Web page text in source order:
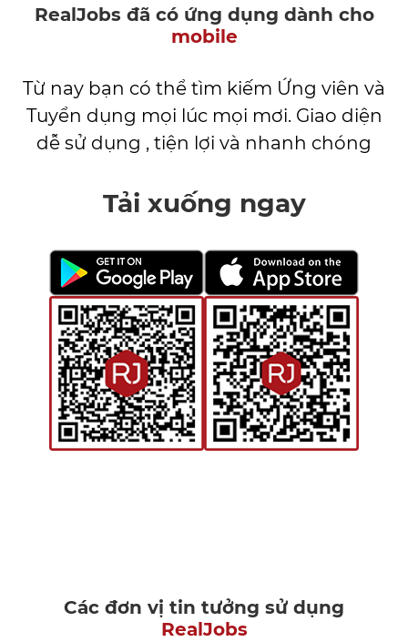
RealJobs đã có ứng dụng dành cho
mobile
Từ nay bạn có thể tìm kiếm Ứng viên và
Tuyển dụng mọi lúc mọi mơi. Giao diện
dễ sử dụng , tiện lợi và nhanh chóng
Tải xuống ngay
Các đơn vị tin tưởng sử dụng
RealJobs